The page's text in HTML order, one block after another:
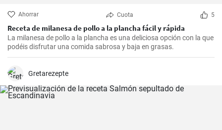
Ahorrar Cuota 5
Receta de milanesa de pollo a la plancha fácil y rápida
La milanesa de pollo a la plancha es una deliciosa opción con la que
podéis disfrutar una comida sabrosa y baja en grasas.
Gretarezepte